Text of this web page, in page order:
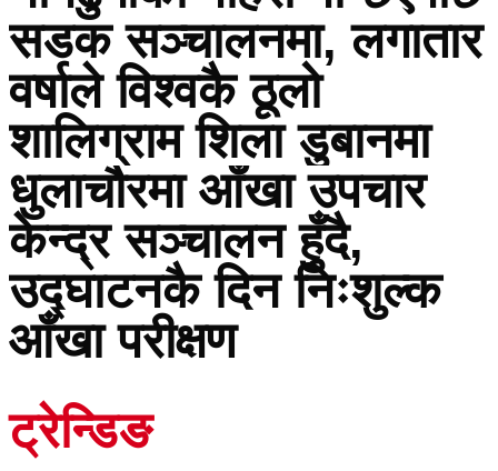
सडक सञ्चालनमा, लगातार
वर्षाले विश्वकै ठूलो
शालिग्राम शिला डुबानमा
धुलाचौरमा आँखा उपचार
केन्द्र सञ्चालन हुँदै,
उद्घाटनकै दिन निःशुल्क
आँखा परीक्षण
ट्रेन्डिङ